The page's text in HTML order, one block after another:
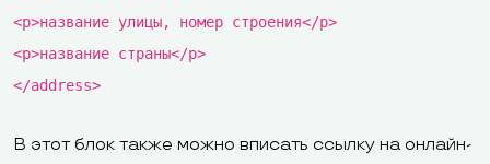
<p>название улицы, номер строения</p>
<p>название страны</p>
</address>
В этот блок также можно вписать ссылку на онлайн-